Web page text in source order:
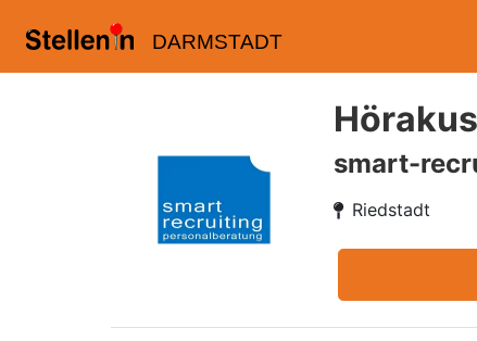
DARMSTADT
smart-
Riedstadt